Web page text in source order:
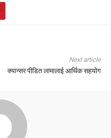
Next article
क्यान्सर पीडित लामालाई आर्थिक सहयोग